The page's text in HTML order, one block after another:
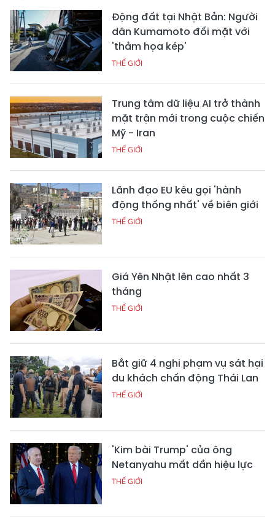
Động đất tại Nhật Bản: Người
dân Kumamoto đối mặt với
'thảm họa kép'
THẾ GIỚI
Trung tâm dữ liệu AI trở thành
mặt trận mới trong cuộc chiến
Mỹ - Iran
THẾ GIỚI
Lãnh đạo EU kêu gọi 'hành
động thống nhất' về biên giới
THẾ GIỚI
Giá Yên Nhật lên cao nhất 3
tháng
THẾ GIỚI
Bắt giữ 4 nghi phạm vụ sát hại
du khách chấn động Thái Lan
THẾ GIỚI
'Kim bài Trump' của ông
Netanyahu mất dần hiệu lực
THẾ GIỚI